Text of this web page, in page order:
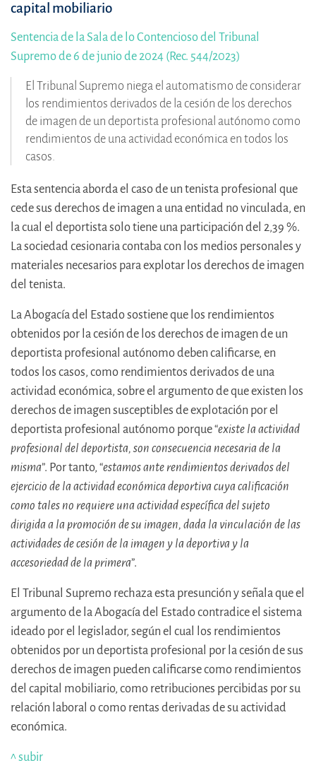
capital mobiliario
Sentencia de la Sala de lo Contencioso del Tribunal
Supremo de 6 de junio de 2024 (Rec. 544/2023)
El Tribunal Supremo niega el automatismo de considerar
los rendimientos derivados de la cesión de los derechos
de imagen de un deportista profesional autónomo como
rendimientos de una actividad económica en todos los
casos.
Esta sentencia aborda el caso de un tenista profesional que
cede sus derechos de imagen a una entidad no vinculada, en
la cual el deportista solo tiene una participación del 2,39 %.
La sociedad cesionaria contaba con los medios personales y
materiales necesarios para explotar los derechos de imagen
del tenista.
La Abogacía del Estado sostiene que los rendimientos
obtenidos por la cesión de los derechos de imagen de un
deportista profesional autónomo deben calificarse, en
todos los casos, como rendimientos derivados de una
actividad económica, sobre el argumento de que existen los
derechos de imagen susceptibles de explotación por el
deportista profesional autónomo porque “existe la actividad
profesional del deportista, son consecuencia necesaria de la
misma”. Por tanto, “estamos ante rendimientos derivados del
ejercicio de la actividad económica deportiva cuya calificación
como tales no requiere una actividad específica del sujeto
dirigida a la promoción de su imagen, dada la vinculación de las
actividades de cesión de la imagen y la deportiva y la
accesoriedad de la primera”.
El Tribunal Supremo rechaza esta presunción y señala que el
argumento de la Abogacía del Estado contradice el sistema
ideado por el legislador, según el cual los rendimientos
obtenidos por un deportista profesional por la cesión de sus
derechos de imagen pueden calificarse como rendimientos
del capital mobiliario, como retribuciones percibidas por su
relación laboral o como rentas derivadas de su actividad
económica.
^ subir